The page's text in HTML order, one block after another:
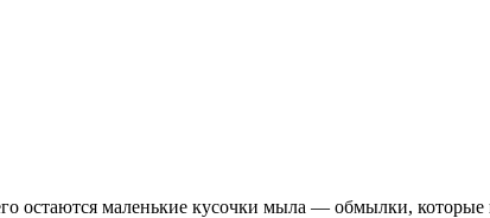
остаются маленькие кусочки мыла — обмылки,